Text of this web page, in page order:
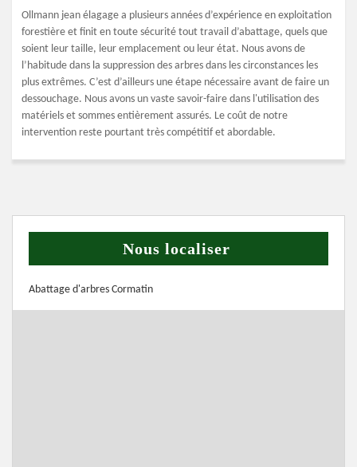
Ollmann jean élagage a plusieurs années d’expérience en exploitation
forestière et finit en toute sécurité tout travail d’abattage, quels que
soient leur taille, leur emplacement ou leur état. Nous avons de
l’habitude dans la suppression des arbres dans les circonstances les
plus extrêmes. C’est d’ailleurs une étape nécessaire avant de faire un
dessouchage. Nous avons un vaste savoir-faire dans l'utilisation des
matériels et sommes entièrement assurés. Le coût de notre
intervention reste pourtant très compétitif et abordable.
Nous localiser
Abattage d'arbres Cormatin